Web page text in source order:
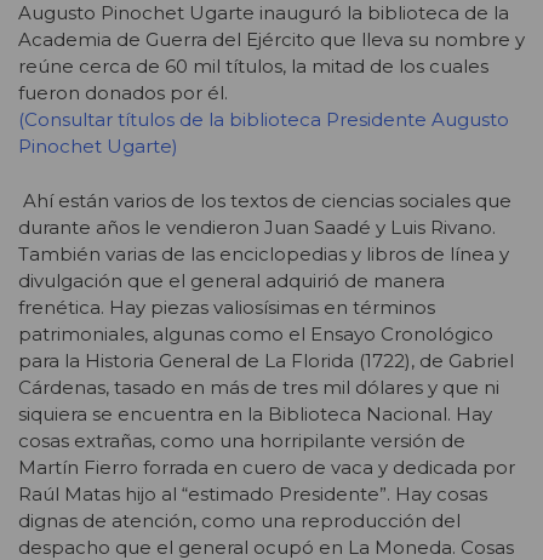
Augusto Pinochet Ugarte inauguró la biblioteca de la
Academia de Guerra del Ejército que lleva su nombre y
reúne cerca de 60 mil títulos, la mitad de los cuales
fueron donados por él.
(Consultar títulos de la biblioteca Presidente Augusto
Pinochet Ugarte)
Ahí están varios de los textos de ciencias sociales que
durante años le vendieron Juan Saadé y Luis Rivano.
También varias de las enciclopedias y libros de línea y
divulgación que el general adquirió de manera
frenética. Hay piezas valiosísimas en términos
patrimoniales, algunas como el Ensayo Cronológico
para la Historia General de La Florida (1722), de Gabriel
Cárdenas, tasado en más de tres mil dólares y que ni
siquiera se encuentra en la Biblioteca Nacional. Hay
cosas extrañas, como una horripilante versión de
Martín Fierro forrada en cuero de vaca y dedicada por
Raúl Matas hijo al “estimado Presidente”. Hay cosas
dignas de atención, como una reproducción del
despacho que el general ocupó en La Moneda. Cosas